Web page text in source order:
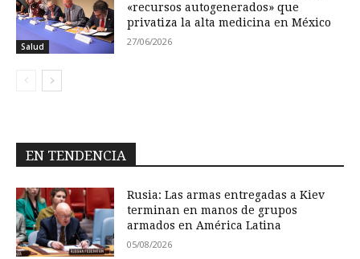
Salud
«recursos autogenerados» que
privatiza la alta medicina en México
27/06/2026
EN TENDENCIA
Rusia: Las armas entregadas a Kiev
terminan en manos de grupos
armados en América Latina
05/08/2026